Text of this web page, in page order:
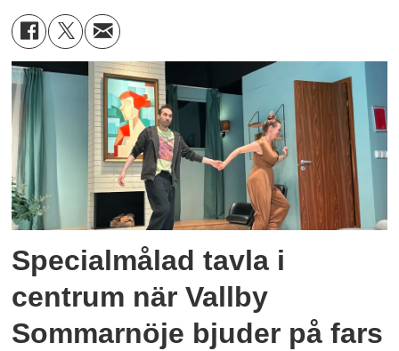
Specialmålad tavla i
centrum när Vallby
Sommarnöje bjuder på fars